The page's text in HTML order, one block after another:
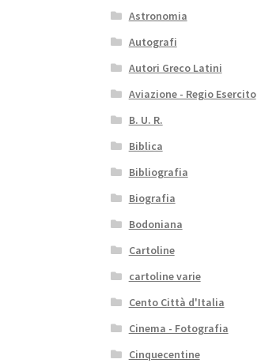
Astronomia
Autografi
Autori Greco Latini
Aviazione - Regio Esercito
B. U. R.
Biblica
Bibliografia
Biografia
Bodoniana
Cartoline
cartoline varie
Cento Città d'Italia
Cinema - Fotografia
Cinquecentine